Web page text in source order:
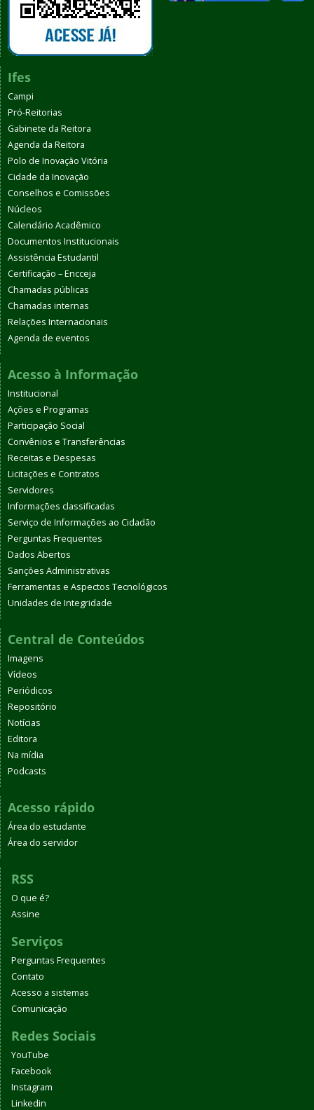
Ifes
Campi
Pró-Reitorias
Gabinete da Reitora
Agenda da Reitora
Polo de Inovação Vitória
Cidade da Inovação
Conselhos e Comissões
Núcleos
Calendário Acadêmico
Documentos Institucionais
Assistência Estudantil
Certificação – Encceja
Chamadas públicas
Chamadas internas
Relações Internacionais
Agenda de eventos
Acesso à Informação
Institucional
Ações e Programas
Participação Social
Convênios e Transferências
Receitas e Despesas
Licitações e Contratos
Servidores
Informações classificadas
Serviço de Informações ao Cidadão
Perguntas Frequentes
Dados Abertos
Sanções Administrativas
Ferramentas e Aspectos Tecnológicos
Unidades de Integridade
Central de Conteúdos
Imagens
Vídeos
Periódicos
Repositório
Notícias
Editora
Na mídia
Podcasts
Acesso rápido
Área do estudante
Área do servidor
RSS
O que é?
Assine
Serviços
Perguntas Frequentes
Contato
Acesso a sistemas
Comunicação
Redes Sociais
YouTube
Facebook
Instagram
Linkedin